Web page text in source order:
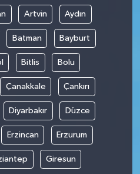
Artvin Aydın
Batman Bayburt
Bitlis Bolu
Çanakkale Çankırı
Diyarbakır Düzce
Erzincan Erzurum
Giresun